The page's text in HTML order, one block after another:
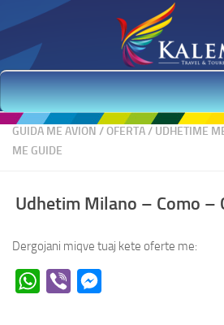
Udhetime me Avion
Udhetime Elitare
Udhetime per Ski
Udhetime me Guide
Udhetime ne Shqiperi
GUIDA ME AVION /OFERTA/ UDHETIME
ME GUIDE
Udhetim Milano – Como –
Dergojani miqve tuaj kete oferte me:
WhatsApp
Viber